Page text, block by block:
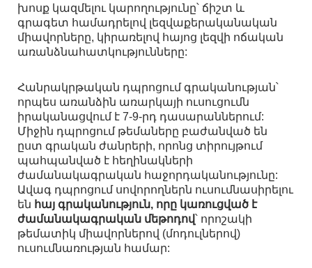
խոսք կազմելու կարողությունը՝ ճիշտ և
գրագետ համադրելով լեզվաքերականական
միավորները, կիրառելով հայոց լեզվի ոճական
առանձնահատկությունները:
Հանրակրթական դպրոցում գրականության՝
որպես առանձին առարկայի ուսուցումն
իրականացվում է 7-9-րդ դասարաններում:
Միջին դպրոցում թեմաները բաժանված են
ըստ գրական ժանրերի, որոնց տիրույթում
պահպանված է հեղինակների
ժամանակագրական հաջորդականությունը:
Ավագ դպրոցում սովորողներն ուսումնասիրելու
են հայ գրականություն, որը կառուցված է
ժամանակագրական մեթոդով՝ որոշակի
թեմատիկ միավորներով (մոդուլներով)
ուսումնառության համար: